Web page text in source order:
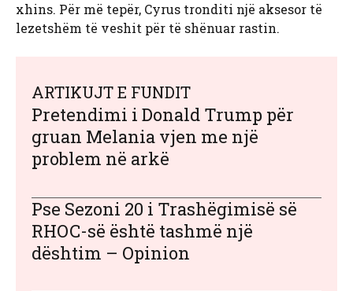
xhins. Për më tepër, Cyrus tronditi një aksesor të
lezetshëm të veshit për të shënuar rastin.
ARTIKUJT E FUNDIT
Pretendimi i Donald Trump për
gruan Melania vjen me një
problem në arkë
Pse Sezoni 20 i Trashëgimisë së
RHOC-së është tashmë një
dështim – Opinion